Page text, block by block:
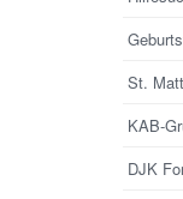
St.
KAB-
DJK